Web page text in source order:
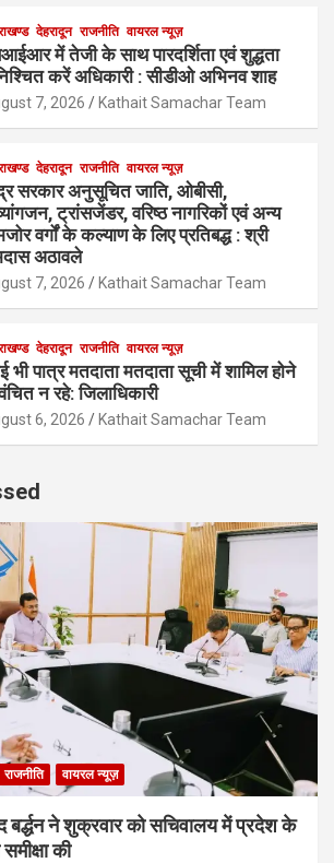
देहरादून राजनीति वायरल न्यूज़
में तेजी के साथ पारदर्शिता एवं शुद्धता
करें अधिकारी : सीडीओ अभिनव शाह
7, 2026 Kathait Samachar Team
देहरादून राजनीति वायरल न्यूज़
सरकार अनुसूचित जाति, ओबीसी,
ट्रांसजेंडर, वरिष्ठ नागरिकों एवं अन्य
वर्गों के कल्याण के लिए प्रतिबद्ध : श्री
अठावले
7, 2026 Kathait Samachar Team
देहरादून राजनीति वायरल न्यूज़
भी पात्र मतदाता मतदाता सूची में शामिल होने
न रहे: जिलाधिकारी
6, 2026 Kathait Samachar Team
राजनीति वायरल न्यूज़
ने शुक्रवार को सचिवालय में प्रदेश के
की